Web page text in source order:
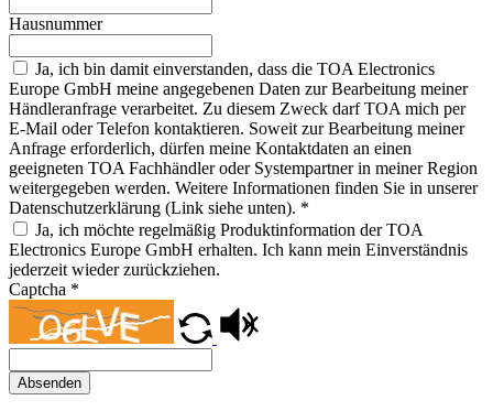
Hausnummer
Ja, ich bin damit einverstanden, dass die TOA Electronics
Europe GmbH meine angegebenen Daten zur Bearbeitung meiner
Händleranfrage verarbeitet. Zu diesem Zweck darf TOA mich per
E-Mail oder Telefon kontaktieren. Soweit zur Bearbeitung meiner
Anfrage erforderlich, dürfen meine Kontaktdaten an einen
geeigneten TOA Fachhändler oder Systempartner in meiner Region
weitergegeben werden. Weitere Informationen finden Sie in unserer
Datenschutzerklärung (Link siehe unten). *
Ja, ich möchte regelmäßig Produktinformation der TOA
Electronics Europe GmbH erhalten. Ich kann mein Einverständnis
jederzeit wieder zurückziehen.
Captcha *
Absenden